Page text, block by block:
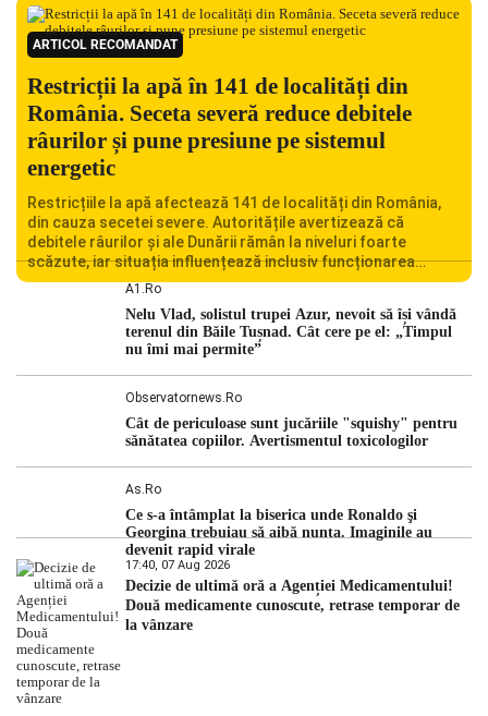
ARTICOL RECOMANDAT
Restricții la apă în 141 de localități din
România. Seceta severă reduce debitele
râurilor și pune presiune pe sistemul
energetic
Restricțiile la apă afectează 141 de localități din România,
din cauza secetei severe. Autoritățile avertizează că
debitele râurilor și ale Dunării rămân la niveluri foarte
scăzute, iar situația influențează inclusiv funcționarea
Centralei Nucleare de la Cernavodă. România se confruntă
hidrologic din ultimii ani. Lipsa […]
A1.ro
Nelu Vlad, solistul trupei Azur, nevoit să își vândă
terenul din Băile Tușnad. Cât cere pe el: „Timpul
nu îmi mai permite”
Observatornews.ro
Cât de periculoase sunt jucăriile "squishy" pentru
sănătatea copiilor. Avertismentul toxicologilor
As.ro
Ce s-a întâmplat la biserica unde Ronaldo şi
Georgina trebuiau să aibă nunta. Imaginile au
devenit rapid virale
17:40, 07 Aug 2026
Decizie de ultimă oră a Agenției Medicamentului!
Două medicamente cunoscute, retrase temporar de
la vânzare